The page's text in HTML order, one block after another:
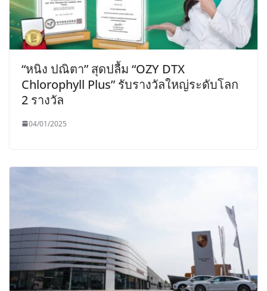
“หนิง ปณิตา” สุดปลื้ม “OZY DTX
Chlorophyll Plus” รับรางวัลใหญ่ระดับโลก
2 รางวัล
04/01/2025